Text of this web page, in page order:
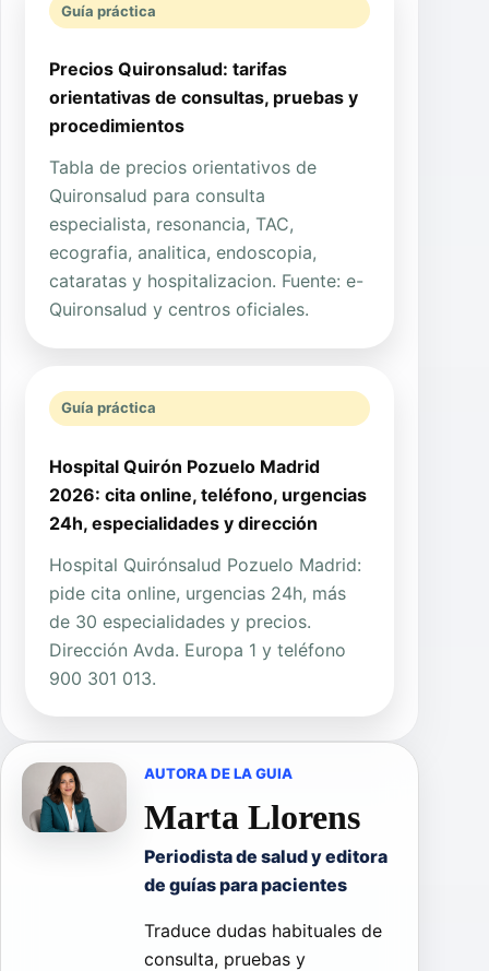
Guía práctica
Precios Quironsalud: tarifas
orientativas de consultas, pruebas y
procedimientos
Tabla de precios orientativos de
Quironsalud para consulta
especialista, resonancia, TAC,
ecografia, analitica, endoscopia,
cataratas y hospitalizacion. Fuente: e-
Quironsalud y centros oficiales.
Guía práctica
Hospital Quirón Pozuelo Madrid
2026: cita online, teléfono, urgencias
24h, especialidades y dirección
Hospital Quirónsalud Pozuelo Madrid:
pide cita online, urgencias 24h, más
de 30 especialidades y precios.
Dirección Avda. Europa 1 y teléfono
900 301 013.
AUTORA DE LA GUIA
Marta Llorens
Periodista de salud y editora
de guías para pacientes
Traduce dudas habituales de
consulta, pruebas y